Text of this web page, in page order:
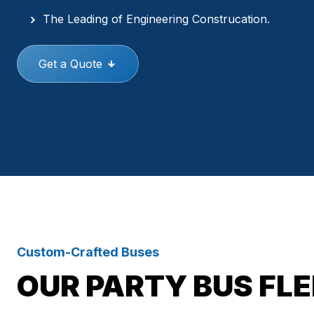
The Leading of Engineering Construcation.
Get a Quote
Custom-Crafted Buses
OUR PARTY BUS